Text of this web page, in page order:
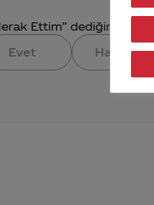
Ettim” dediğin
Evet
Hayır